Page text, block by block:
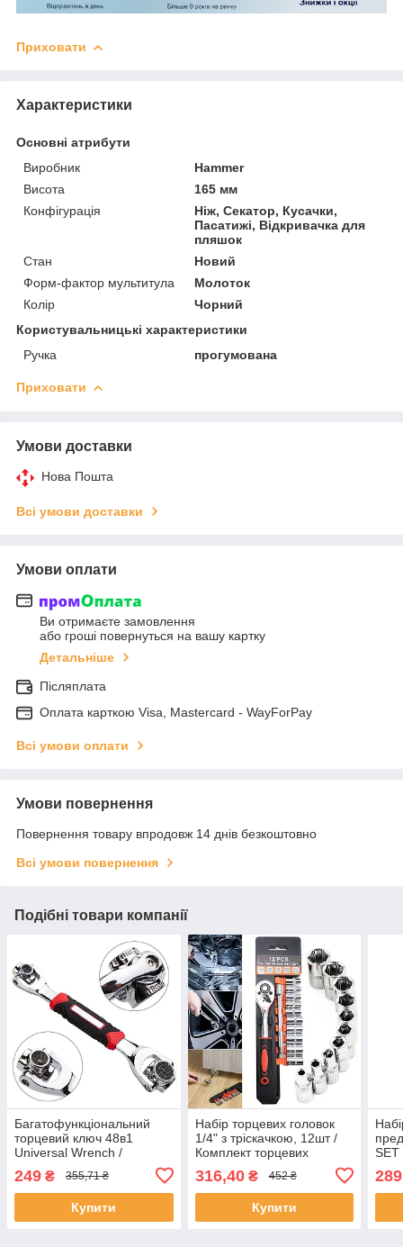
Приховати
Характеристики
Основні атрибути
Виробник
Hammer
Висота
165 мм
Конфігурація
Ніж, Секатор, Кусачки,
Пасатижі, Відкривачка для
пляшок
Стан
Новий
Форм-фактор мультитула
Молоток
Колір
Чорний
Користувальницькі характеристики
Ручка
прогумована
Приховати
Умови доставки
Нова Пошта
Всі умови доставки
Умови оплати
Ви отримаєте замовлення
або гроші повернуться на вашу картку
Детальніше
Післяплата
Оплата карткою Visa, Mastercard - WayForPay
Всі умови оплати
Умови повернення
Повернення товару впродовж 14 днів безкоштовно
Всі умови повернення
Подібні товари компанії
Багатофункціональний
торцевий ключ 48в1
Universal Wrench /
Універсальний накидний
ключ
249 ₴ 355,71 ₴
Купити
Набір торцевих головок
1/4" з тріскачкою, 12шт /
Комплект торцевих
головок для ремонту авто
316,40₴ 452 ₴
Купити
SET